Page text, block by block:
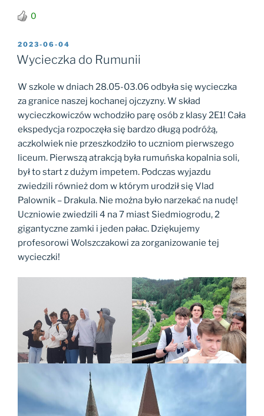
0
OPUBLIKOWANE
W
2023-06-04
Wycieczka do Rumunii
W szkole w dniach 28.05-03.06 odbyła się wycieczka
za granice naszej kochanej ojczyzny. W skład
wycieczkowiczów wchodziło parę osób z klasy 2E1! Cała
ekspedycja rozpoczęła się bardzo długą podróżą,
aczkolwiek nie przeszkodziło to uczniom pierwszego
liceum. Pierwszą atrakcją była rumuńska kopalnia soli,
był to start z dużym impetem. Podczas wyjazdu
zwiedzili również dom w którym urodził się Vlad
Palownik – Drakula. Nie można było narzekać na nudę!
Uczniowie zwiedzili 4 na 7 miast Siedmiogrodu, 2
gigantyczne zamki i jeden pałac. Dziękujemy
profesorowi Wolszczakowi za zorganizowanie tej
wycieczki!